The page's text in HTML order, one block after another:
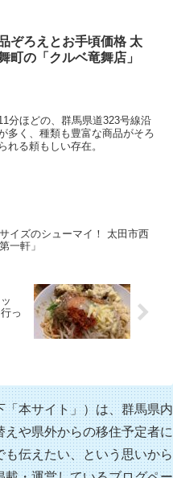
ぞろえとお手頃価格 太
町の「クルベ竜舞店」
分ほどの、群馬県道323号線沿
多く、種類も豊富な商品がそろ
れる頼もしい存在。
イズのシューマイ！ 太田市西
一軒」
っ
本サイト」）は、群馬県内
や県外からの移住予定者に
伝えたい、という思いから